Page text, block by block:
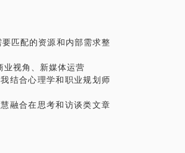
匹配的资源和内部需求整
业视角、新媒体运营
结合心理学和职业规划师
融合在思考和访谈类文章